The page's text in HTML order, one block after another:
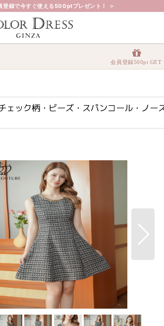
登録で今すぐ使える500ptプレゼント！ ＞
会員登録500pt GET
・ビーズ・スパンコール・ノースリーブ・ポケット・A
ック柄・ビーズ・スパンコール・ノー